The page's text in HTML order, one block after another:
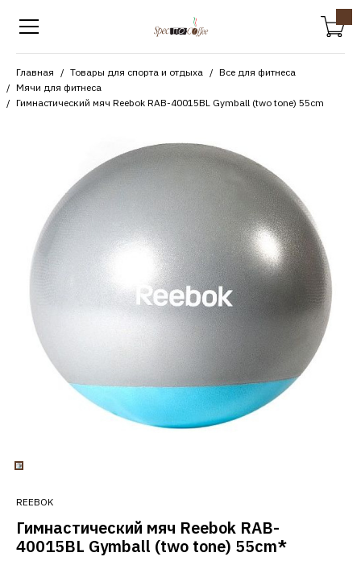
Главная Товары для спорта и отдыха
Все для фитнеса
Мячи для фитнеса
Гимнастический мяч Reebok RAB-40015BL Gymball (two tone) 55cm
REEBOK
Гимнастический мяч Reebok RAB-
40015BL Gymball (two tone) 55cm*